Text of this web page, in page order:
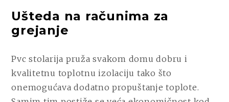
Ušteda na računima za
grejanje
Pvc stolarija pruža svakom domu dobru i
kvalitetnu toplotnu izolaciju tako što
onemogućava dodatno propuštanje toplote.